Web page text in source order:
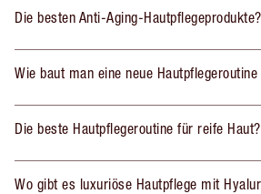
Die besten Anti-Aging-Hautpflegeprodukte?
Wie baut man eine neue Hautpflegeroutine
Die beste Hautpflegeroutine für reife Haut?
Wo gibt es luxuriöse Hautpflege mit